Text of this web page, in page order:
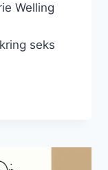
Welling
seks